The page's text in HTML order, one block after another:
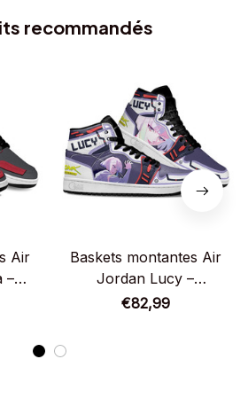
recommandés
Air
–
Baskets montantes Air
Jordan Lucy –
Chaussures montantes
€82,99